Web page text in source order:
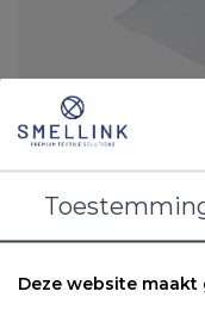
Deze website